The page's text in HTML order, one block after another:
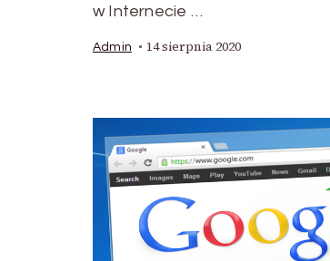
w Internecie …
Admin 14 sierpnia 2020